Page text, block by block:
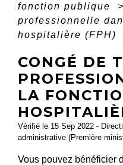
fonction publique
>
professionnelle
hospitalière (FPH)
CONGÉ DE
LA
Vérifié le 15 Sep 2022 -
administrative (Première
Vous pouvez bénéficier